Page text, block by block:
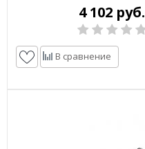
4 102 руб.
В сравнение